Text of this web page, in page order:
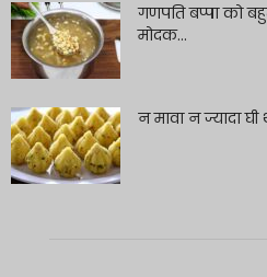
गणपति बप्पा को
मोदक...
न मावा न ज्यादा घी